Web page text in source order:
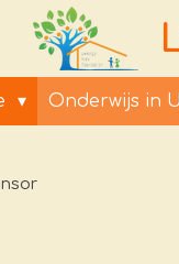
Onderwijs in